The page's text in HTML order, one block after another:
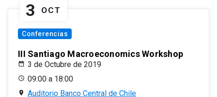
3 OCT
Conferencias
III Santiago Macroeconomics Workshop
3 de Octubre de 2019
09:00 a 18:00
Auditorio Banco Central de Chile